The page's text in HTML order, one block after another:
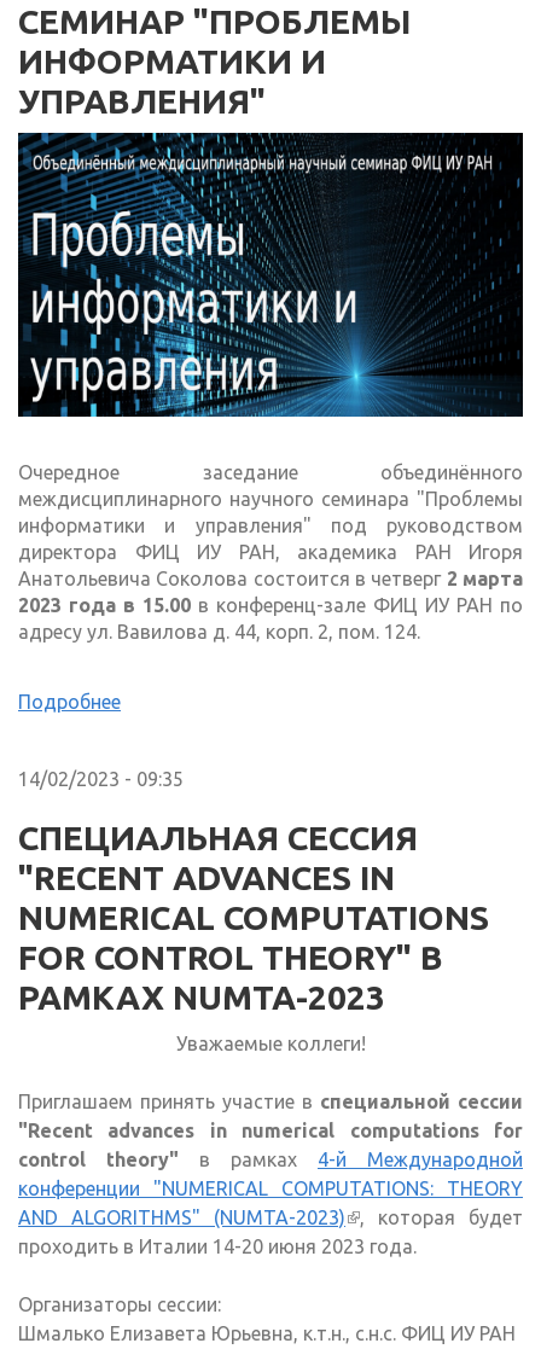
СЕМИНАР "ПРОБЛЕМЫ
ИНФОРМАТИКИ И
УПРАВЛЕНИЯ"
Очередное заседание объединённого
междисциплинарного научного семинара "Проблемы
информатики и управления" под руководством
директора ФИЦ ИУ РАН, академика РАН Игоря
Анатольевича Соколова состоится в четверг 2 марта
2023 года в 15.00 в конференц-зале ФИЦ ИУ РАН по
адресу ул. Вавилова д. 44, корп. 2, пом. 124.
Подробнее
14/02/2023 - 09:35
СПЕЦИАЛЬНАЯ СЕССИЯ
"RECENT ADVANCES IN
NUMERICAL COMPUTATIONS
FOR CONTROL THEORY" В
РАМКАХ NUMTA-2023
Уважаемые коллеги!
Приглашаем принять участие в специальной сессии
"Recent advances in numerical computations for
control theory" в рамках 4-й Международной
конференции "NUMERICAL COMPUTATIONS: THEORY
AND ALGORITHMS" (NUMTA-2023)(внешняя ссылка)
, которая будет
проходить в Италии 14-20 июня 2023 года.
Организаторы сессии:
Шмалько Елизавета Юрьевна, к.т.н., с.н.с. ФИЦ ИУ РАН